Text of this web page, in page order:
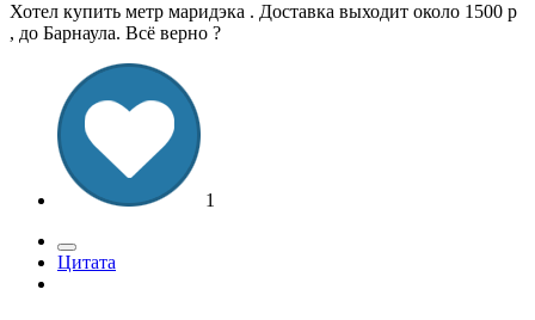
Хотел купить метр маридэка . Доставка выходит около 1500 р
, до Барнаула. Всё верно ?
1
Цитата